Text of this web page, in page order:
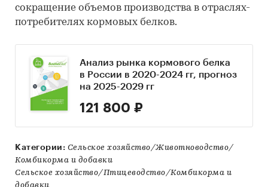
сокращение объемов производства в отраслях-
потребителях кормовых белков.
Анализ рынка кормового белка
в России в 2020-2024 гг, прогноз
на 2025-2029 гг
121 800 ₽
Категории: Сельское хозяйство/Животноводство/
Комбикорма и добавки
Сельское хозяйство/Птицеводство/Комбикорма и